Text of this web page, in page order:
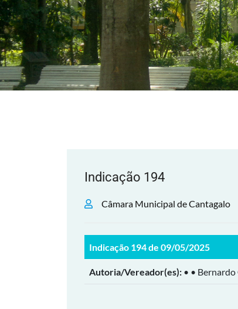
Indicação 194
Câmara Municipal de Cantagalo
Indicação 194 de 09/05/2025
Autoria/Vereador(es): • •